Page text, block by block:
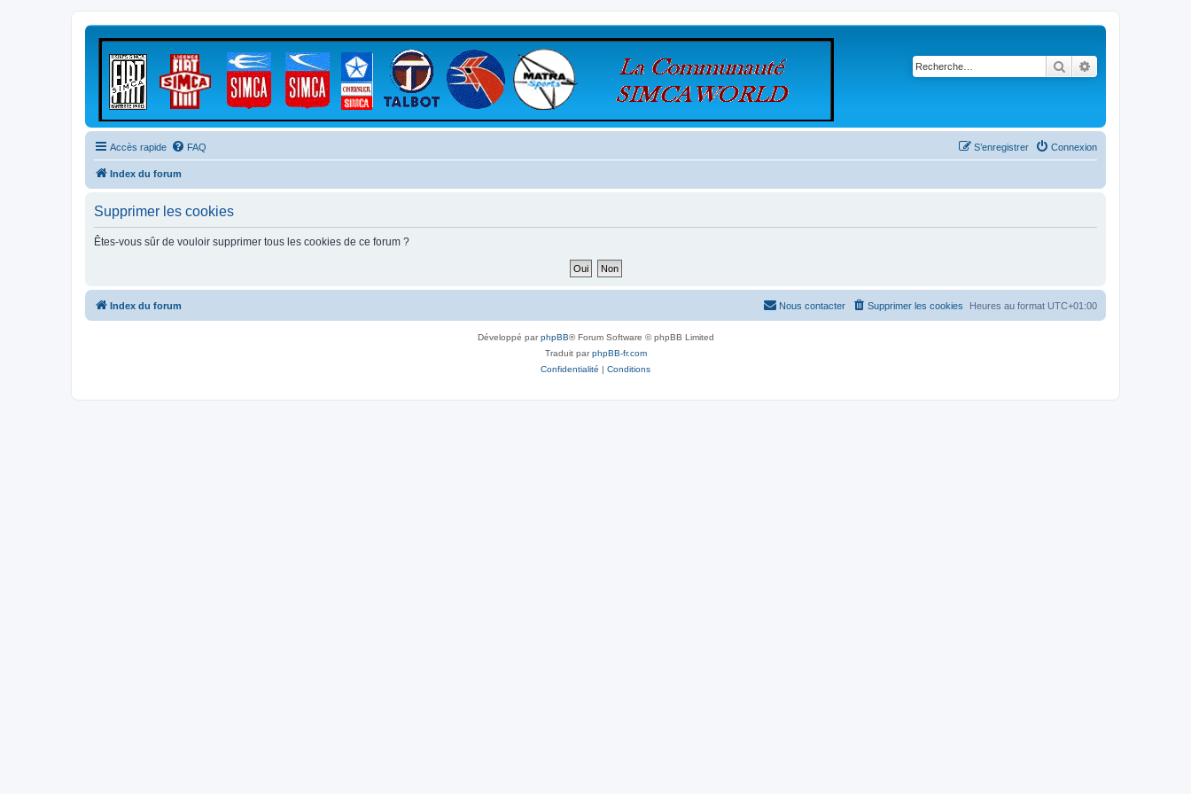
Rechercher
Accès rapide FAQ Connexion
S’enregistrer
Index du forum
Supprimer les cookies
Êtes-vous sûr de vouloir supprimer tous les cookies de ce forum ?
Index du forum Heures au format UTC+01:00
Supprimer les cookies
Nous contacter
Développé parphpBB® Forum Software © phpBB Limited
Traduit parphpBB-fr.com
Confidentialité | Conditions